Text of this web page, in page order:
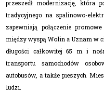
przeszedł modernizację, która
tradycyjnego na spalinowo-
zapewniają połączenie
między wyspą Wolin a Uznam w
długości całkowitej 65 m i
transportu samochodów
autobusów, a także pieszych.
ludzi.